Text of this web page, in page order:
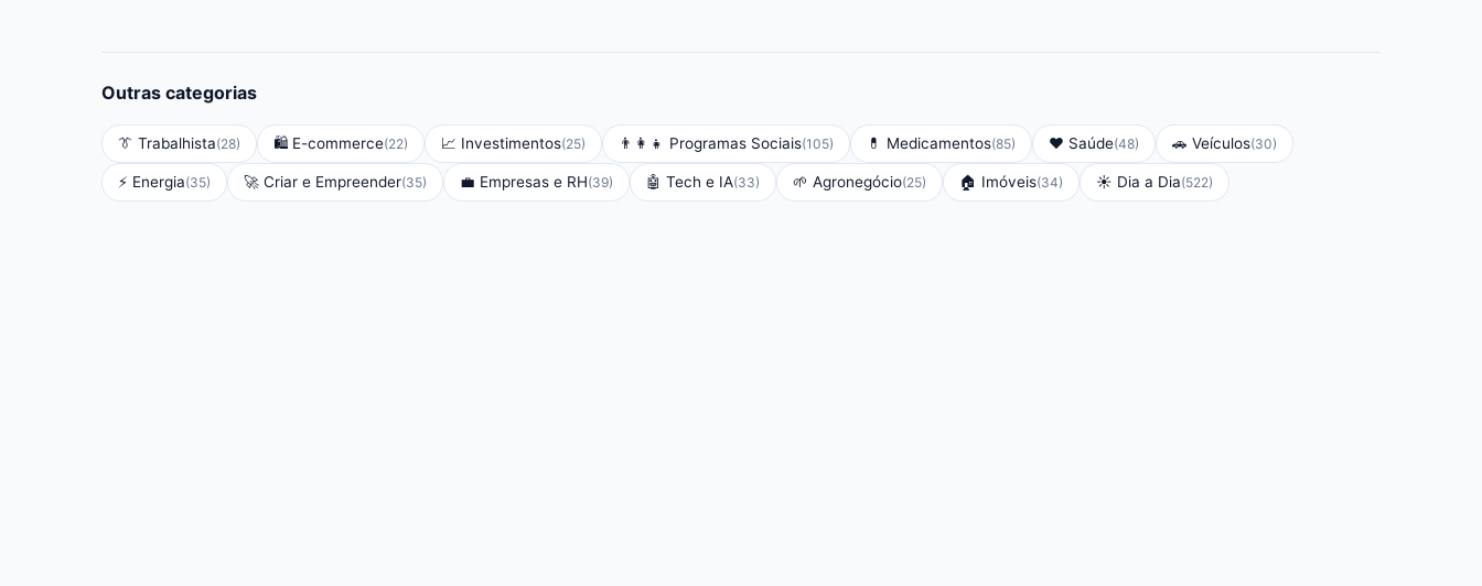
Outras categorias
👔 Trabalhista(28) 🛍️ E-commerce(22) 📈 Investimentos(25) 👨‍👩‍👧 Programas Sociais(105) 💊 Medicamentos(85) ❤️ Saúde(48) 🚗 Veículos(30)
⚡ Energia(35) 🚀 Criar e Empreender(35) 💼 Empresas e RH(39) 🤖 Tech e IA(33) 🌱 Agronegócio(25) 🏠 Imóveis(34) ☀️ Dia a Dia(522)